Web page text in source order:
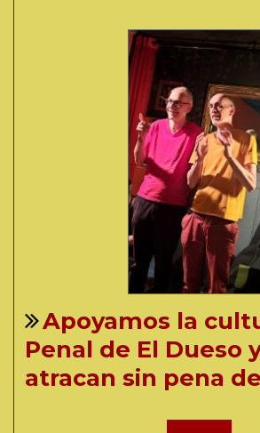
Apoyamos la
Penal de El Dueso
atracan sin pena